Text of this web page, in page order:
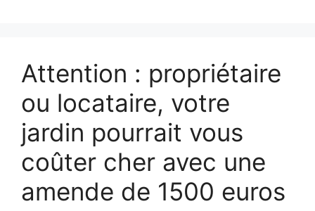
Attention : propriétaire
ou locataire, votre
jardin pourrait vous
coûter cher avec une
amende de 1500 euros